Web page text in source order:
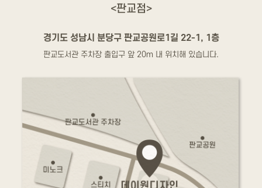
<판교점>
경기도 성남시 분당구 판교공원로1길 22-1, 1층
판교도서관 주차장 출입구 앞 20m 내 위치해 있습니다.